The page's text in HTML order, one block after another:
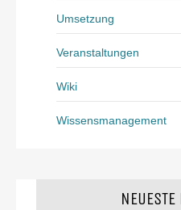
Umsetzung
Veranstaltungen
Wiki
Wissensmanagement